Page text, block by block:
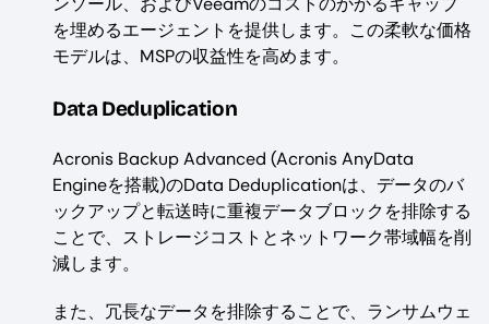
を埋めるエージェントを提供します。この柔軟な価格
モデルは、MSPの収益性を高めます。
Data Deduplication
Acronis Backup Advanced (Acronis AnyData
Engineを搭載)のData Deduplicationは、データのバ
ックアップと転送時に重複データブロックを排除する
ことで、ストレージコストとネットワーク帯域幅を削
減します。
また、冗長なデータを排除することで、ランサムウェ